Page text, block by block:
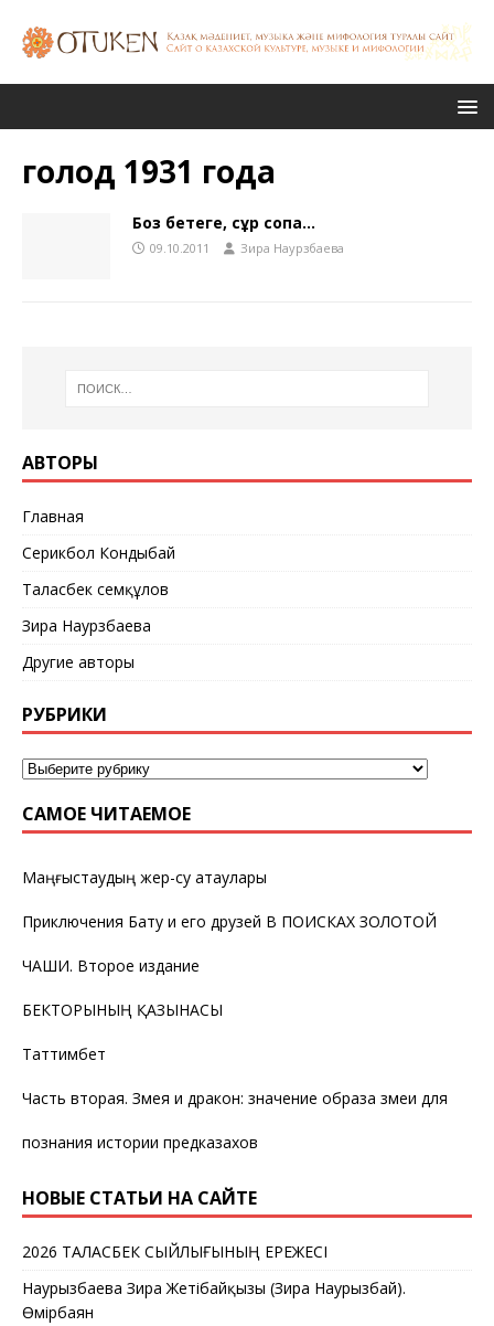
голод 1931 года
Боз бетеге, сұр соқпақ…
09.10.2011 Зира Наурзбаева
АВТОРЫ
Главная
Серикбол Кондыбай
Таласбек Әсемқұлов
Зира Наурзбаева
Другие авторы
РУБРИКИ
САМОЕ ЧИТАЕМОЕ
Маңғыстаудың жер-су атаулары
Приключения Бату и его друзей В ПОИСКАХ ЗОЛОТОЙ
ЧАШИ. Второе издание
БЕКТОРЫНЫҢ ҚАЗЫНАСЫ
Таттимбет
Часть вторая. Змея и дракон: значение образа змеи для
познания истории предказахов
НОВЫЕ СТАТЬИ НА САЙТЕ
2026 ТАЛАСБЕК СЫЙЛЫҒЫНЫҢ ЕРЕЖЕСІ
Наурызбаева Зира Жетібайқызы (Зира Наурызбай).
Өмірбаян